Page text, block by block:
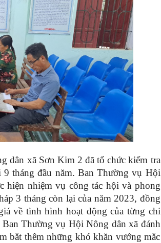
dân xã Sơn Kim 2 đã tổ chức kiểm tra
tháng đầu năm. Ban Thường vụ Hội
hiện nhiệm vụ công tác hội và phong
3 tháng còn lại của năm 2023, đồng
về tình hình hoạt động của từng chi
Thường vụ Hội Nông dân xã đánh
bắt thêm những khó khăn vướng mắc